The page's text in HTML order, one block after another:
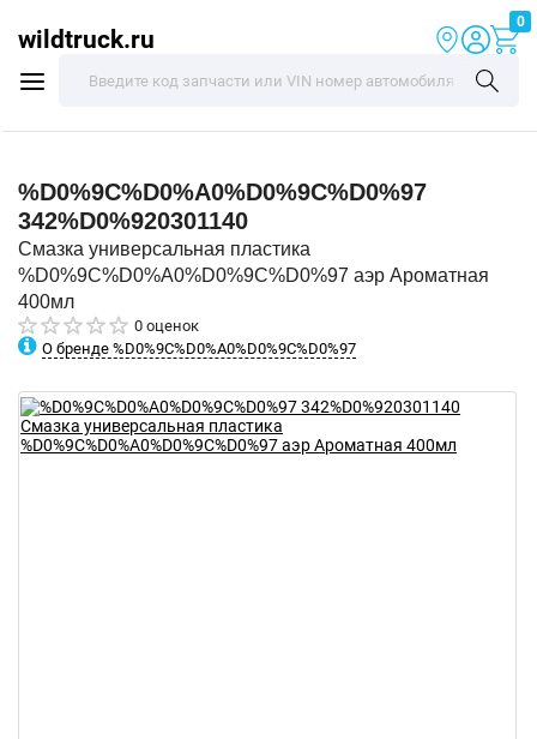
wildtruck.ru
0
%D0%9C%D0%A0%D0%9C%D0%97
342%D0%920301140
Смазка универсальная пластика
%D0%9C%D0%A0%D0%9C%D0%97 аэр Ароматная
400мл
0 оценок
О бренде %D0%9C%D0%A0%D0%9C%D0%97